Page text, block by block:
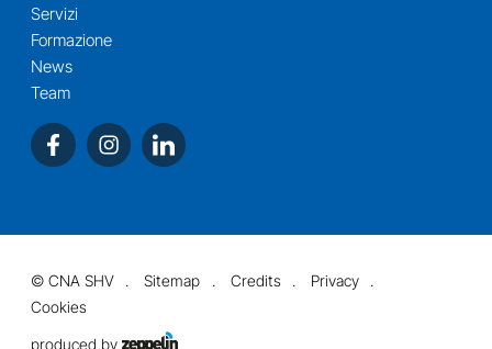
Servizi
Formazione
News
Team
©CNA SHV Sitemap Credits
Privacy
Cookies
produced by